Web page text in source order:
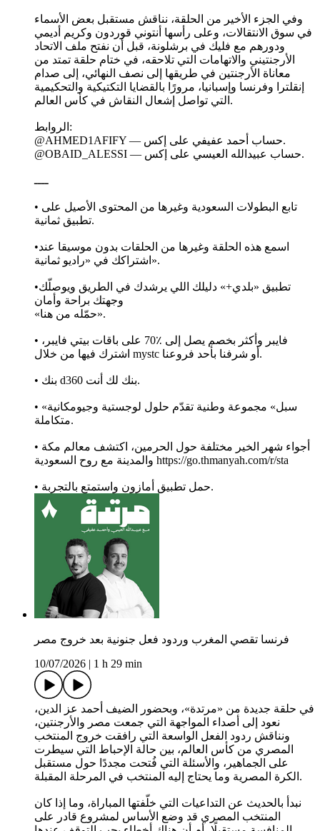
وفي الجزء الأخير من الحلقة، نناقش مستقبل بعض الأسماء
في سوق الانتقالات، وعلى رأسها أنتوني قوردون وكريم أديمي
ودورهم مع فليك في برشلونة، قبل أن نفتح ملف الاتحاد
الأرجنتيني والاتهامات التي تلاحقه، في ختام حلقة تمتد من
معاناة الأرجنتين في طريقها إلى نصف النهائي، إلى صدام
إنقلترا وفرنسا وإسبانيا، مرورًا بالقضايا التكتيكية والتحكيمية
التي تواصل إشعال النقاش في كأس العالم.
الروابط:
@AHMED1AFIFY — حساب أحمد عفيفي على إكس.
@OBAID_ALESSI — حساب عبيدالله العيسي على إكس.
ــــ
• تابع البطولات السعودية وغيرها من المحتوى الأصيل على
تطبيق ثمانية.
•اسمع هذه الحلقة وغيرها من الحلقات بدون موسيقا عند
اشتراكك في «راديو ثمانية».
•تطبيق «بلدي+» دليلك اللي يرشدك في الطريق ويوصلّك
وجهتك براحة وأمان
«حمّله من هنا».
• فايبر وأكثر بخصم يصل إلى ٪70 على باقات بيتي فايبر،
اشترك فيها من خلال mystc أو شرفنا بأحد فروعنا.
• بنك d360 بنك لك أنت.
• «سبل» مجموعة وطنية تقدّم حلول لوجستية وجيومكانية
متكاملة.
• أجواء شهر الخير مختلفة حول الحرمين، اكتشف معالم مكة
والمدينة مع روح السعودية https://go.thmanyah.com/r/sta
• حمل تطبيق أمازون واستمتع بالتجربة.
فرنسا تقصي المغرب وردود فعل جنونية بعد خروج مصر
10/07/2026
1 h 29 min
في حلقة جديدة من «مرتدة»، وبحضور الضيف أحمد عز الدين،
نعود إلى أصداء المواجهة التي جمعت مصر والأرجنتين،
ونناقش ردود الفعل الواسعة التي رافقت خروج المنتخب
المصري من كأس العالم، بين حالة الإحباط التي سيطرت
على الجماهير، والأسئلة التي فُتحت مجددًا حول مستقبل
الكرة المصرية وما يحتاج إليه المنتخب في المرحلة المقبلة.
نبدأ بالحديث عن التداعيات التي خلّفتها المباراة، وما إذا كان
المنتخب المصري قد وضع الأساس لمشروع قادر على